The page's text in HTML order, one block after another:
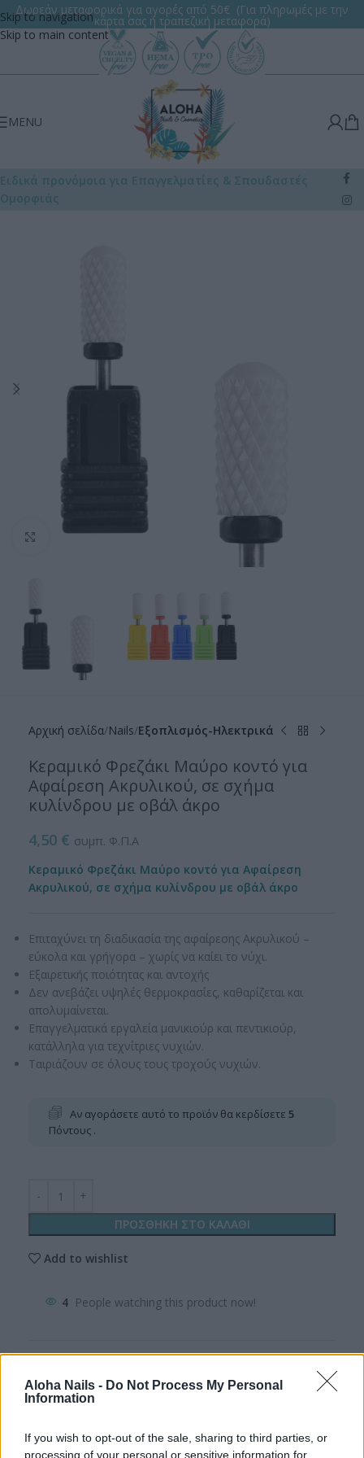
Aloha Nails - Do Not Process My Personal
Information
If you wish to opt-out of the sale, sharing to third parties, or
processing of your personal or sensitive information for
Δωρεάν μεταφορικά για αγορές από 50€ (Για πληρωμές με την
κάρτα σας ή τραπεζική μεταφορά)
Skip to navigation
Skip to main content
MENU
Ειδικά προνόμοια για Επαγγελματίες & Σπουδαστές
Ομορφιάς
Click to enlarge
Αρχική σελίδα Nails Εξοπλισμός-Ηλεκτρικά
Κεραμικό Φρεζάκι Μαύρο κοντό για
Αφαίρεση Ακρυλικού, σε σχήμα
κυλίνδρου με οβάλ άκρο
4,50 € συμπ. Φ.Π.Α
Κεραμικό Φρεζάκι Μαύρο κοντό για Αφαίρεση
Ακρυλικού, σε σχήμα κυλίνδρου με οβάλ άκρο
Επιταχύνει τη διαδικασία της αφαίρεσης Ακρυλικού –
εύκολα και γρήγορα – χωρίς να καίει το νύχι.
Εξαιρετικής ποιότητας και αντοχής
Δεν ανεβάζει υψηλές θερμοκρασίες, καθαρίζεται και
απολυμαίνεται.
Επαγγελματικά εργαλεία μανικιούρ και πεντικιούρ,
κατάλληλα για τεχνίτριες νυχιών.
Ταιριάζουν σε όλους τους τροχούς νυχιών.
Αν αγοράσετε αυτό το προϊόν θα κερδίσετε 5
Πόντους .
ΠΡΟΣΘΗΚΗ ΣΤΟ ΚΑΛΑΘΙ
Add to wishlist
4 People watching this product now!
Κατηγορίες: Nail Electrics, Εξοπλισμός-Ηλεκτρικά
Τροχοί & Εξαρτήματα
Share: